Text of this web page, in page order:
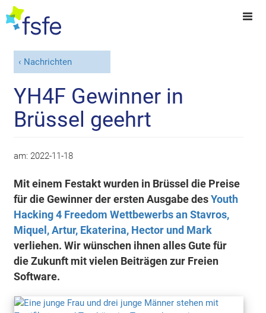
Nachrichten
YH4F Gewinner in
Brüssel geehrt
am: 2022-11-18
Mit einem Festakt wurden in Brüssel die Preise
für die Gewinner der ersten Ausgabe desYouth
Hacking 4 Freedom Wettbewerbs an Stavros,
Miquel, Artur, Ekaterina, Hector und Mark
verliehen. Wir wünschen ihnen alles Gute für
die Zukunft mit vielen Beiträgen zur Freien
Software.